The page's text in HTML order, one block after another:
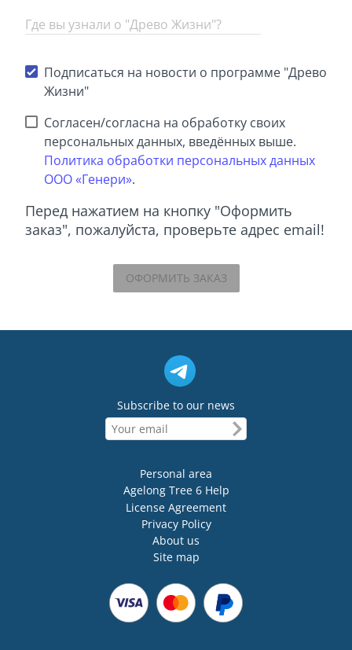
Где вы узнали о "Древо Жизни"?
Подписаться на новости о программе "Древо
Жизни"
Согласен/согласна на обработку своих
персональных данных, введённых выше.
Политика обработки персональных данных
ООО «Генери».
Перед нажатием на кнопку "Оформить
заказ", пожалуйста, проверьте aдрес email!
Subscribe to our news
Personal area
Agelong Tree 6 Help
License Agreement
Privacy Policy
About us
Site map